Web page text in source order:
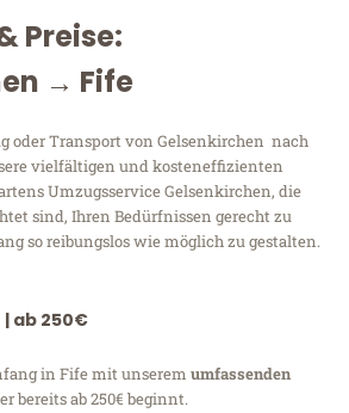
Preise:
→ Fife
oder Transport von Gelsenkirchen nach
vielfältigen und kosteneffizienten
Umzugsservice Gelsenkirchen, die
sind, Ihren Bedürfnissen gerecht zu
so reibungslos wie möglich zu gestalten.
| ab 250€
in Fife mit unserem umfassenden
bereits ab 250€ beginnt.